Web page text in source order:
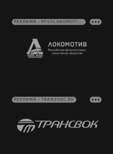
РЕКЛАМА • RFSOLOKOMOTIV.RU
РЕКЛАМА • TRANSVOC.RU